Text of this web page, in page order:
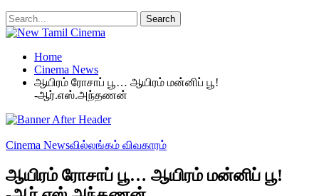
Home
Cinema News
ஆயிரம் ரோசாப் பூ… ஆயிரம் மன்னிப் பூ!
-ஆர்.எஸ்.அந்தணன்
Cinema Newsவில்லங்கம் விவகாரம்
ஆயிரம் ரோசாப் பூ… ஆயிரம் மன்னிப் பூ!